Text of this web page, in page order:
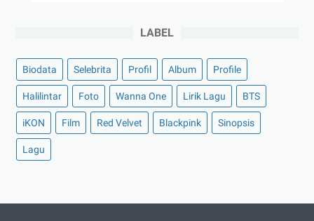
LABEL
Biodata Selebrita Profil Album Profile
Halilintar Foto Wanna One Lirik Lagu BTS
iKON Film Red Velvet Blackpink Sinopsis
Lagu